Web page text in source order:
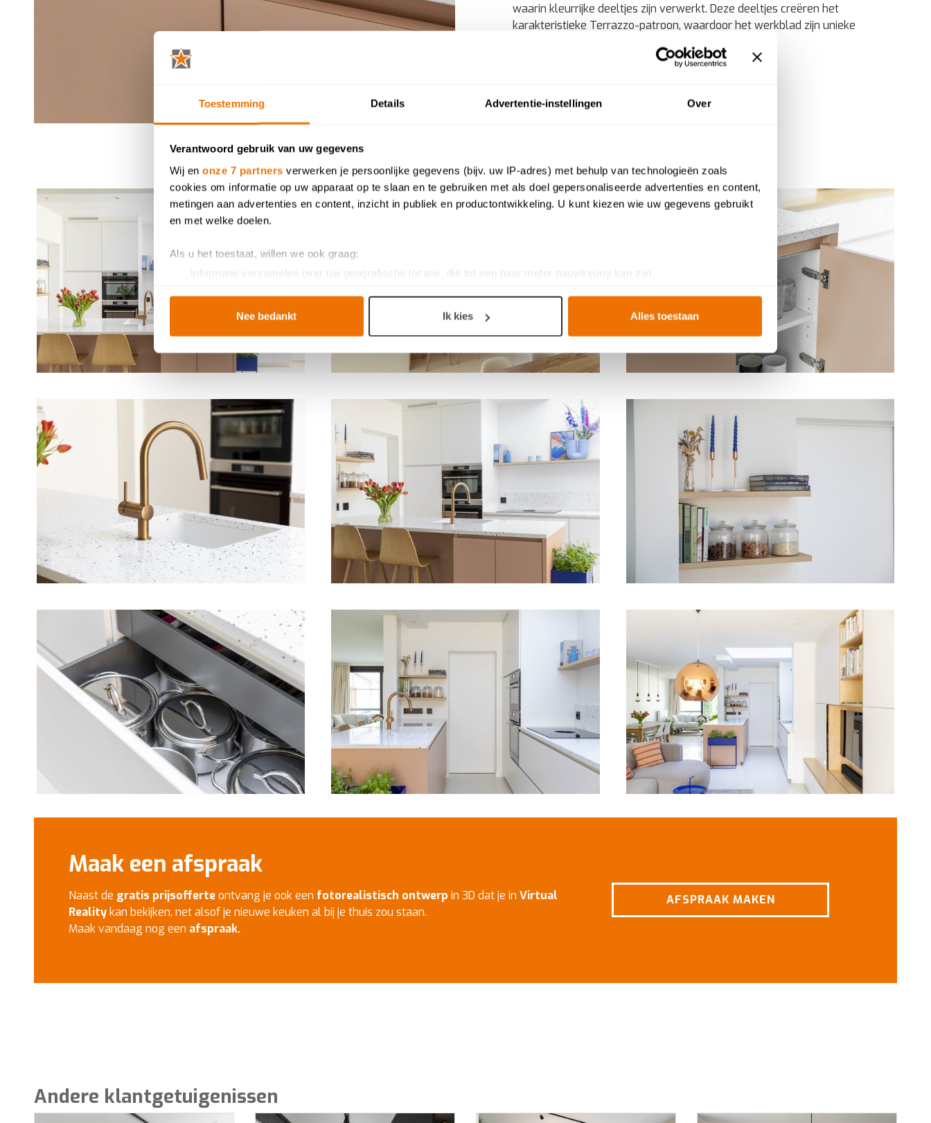
Toestemming Details Advertentie-instellingen Over
Verantwoord gebruik van uw gegevens
Wij en onze 7 partners verwerken je persoonlijke gegevens (bijv. uw IP-adres) met behulp van technologieën zoals
cookies om informatie op uw apparaat op te slaan en te gebruiken met als doel gepersonaliseerde advertenties en content,
metingen aan advertenties en content, inzicht in publiek en productontwikkeling. U kunt kiezen wie uw gegevens gebruikt
en met welke doelen.
Als u het toestaat, willen we ook graag:
Informatie verzamelen over uw geografische locatie, die tot een paar meter nauwkeurig kan zijn
toestemming op elk moment wijzigen of intrekken in de Cookieverklaring.
Breng uw cookies, net als een keukenproject, op smaak voor een ervaring op maat. Door de cookies te accepteren, geniet
u van een vloeiende ervaring. Ze zorgen voor eenfunctionelewebsite, bieden inzichten om teanalyserenwat beter kan
Nee bedankt Ik kies Alles toestaan
waarin kleurrijke deeltjes zijn verwerkt. Deze deeltjes creëren het
karakteristieke Terrazzo-patroon, waardoor het werkblad zijn unieke
Maak een afspraak
Naast de gratis prijsofferteontvang je ook een fotorealistisch ontwerp in 3D dat je in Virtual
Realitykan bekijken, net alsof je nieuwe keuken al bij je thuis zou staan.
Maak vandaag nog een afspraak.
AFSPRAAK MAKEN
Andere klantgetuigenissen